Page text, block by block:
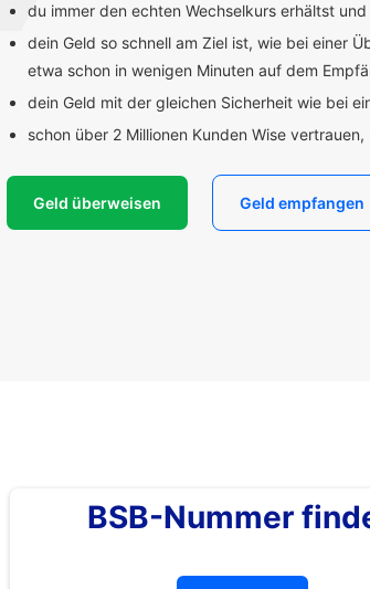
du immer den echten Wechselkurs erhältst
dein Geld so schnell am Ziel ist, wie bei einer
etwa schon in wenigen Minuten auf dem
dein Geld mit der gleichen Sicherheit wie bei
schon über 2 Millionen Kunden Wise
Geld überweisen Geld empfangen
BSB-Nummer